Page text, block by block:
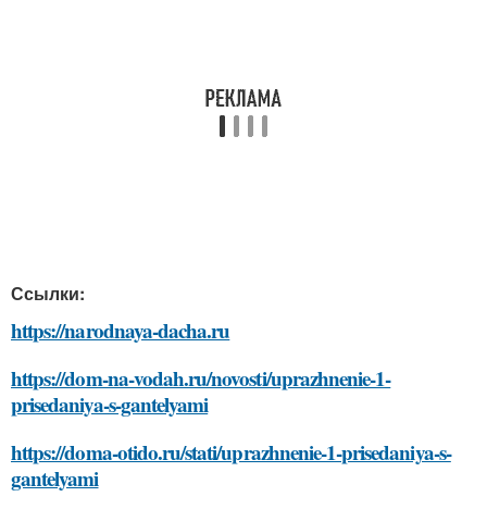
Ссылки:
https://narodnaya-dacha.ru
https://dom-na-vodah.ru/novosti/uprazhnenie-1-
prisedaniya-s-gantelyami
https://doma-otido.ru/stati/uprazhnenie-1-prisedaniya-s-
gantelyami